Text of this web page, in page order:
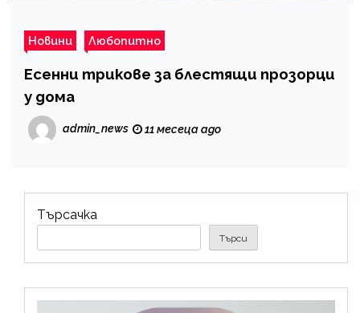
Новини Любопитно
Есенни трикове за блестящи прозорци
у дома
admin_news 11 месеца ago
Търсачка
Търси